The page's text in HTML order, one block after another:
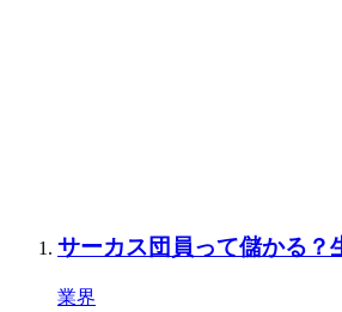
サーカス団員って儲かる？
業界